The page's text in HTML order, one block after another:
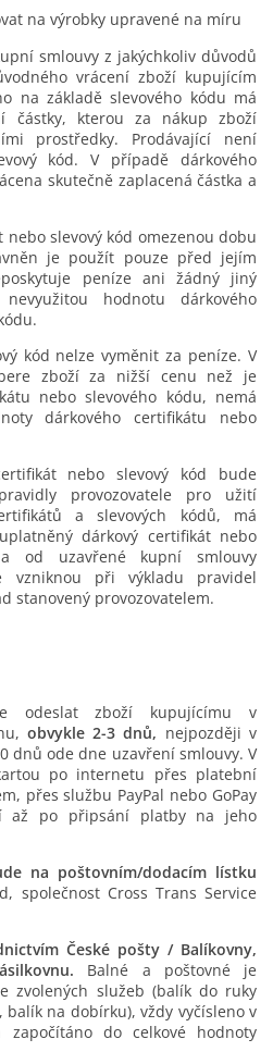
na výrobky upravené na míru
smlouvy z jakýchkoliv důvodů
vrácení zboží kupujícím
na základě slevového kódu má
částky, kterou za nákup zboží
prostředky. Prodávající není
kód. V případě dárkového
skutečně zaplacená částka a
slevový kód omezenou dobu
je použít pouze před jejím
peníze ani žádný jiný
hodnotu dárkového
kód nelze vyměnit za peníze. V
zboží za nižší cenu než je
nebo slevového kódu, nemá
dárkového certifikátu nebo
nebo slevový kód bude
provozovatele pro užití
a slevových kódů, má
dárkový certifikát nebo
od uzavřené kupní smlouvy
vzniknou při výkladu pravidel
stanovený provozovatelem.
odeslat zboží kupujícímu v
obvykle 2-3 dnů, nejpozději v
dnů ode dne uzavření smlouvy. V
po internetu přes platební
přes službu PayPal nebo GoPay
až po připsání platby na jeho
na poštovním/dodacím lístku
společnost Cross Trans Service
České pošty / Balíkovny,
Balné a poštovné je
zvolených služeb (balík do ruky
na dobírku), vždy vyčísleno v
započítáno do celkové hodnoty